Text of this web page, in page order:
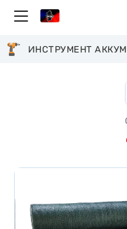
ИНСТРУМЕНТ